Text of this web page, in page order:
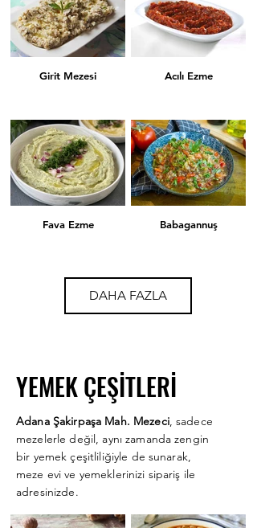
Köpoğlu Tahin Tarator
Karışık Kızartma Şakşuka
Kısır Çiğköfte
Girit Mezesi Acılı Ezme
Fava Ezme Babagannuş
Rum Mezesi
DAHA FAZLA
YEMEK ÇEŞİTLERİ
Adana Şakirpaşa Mah. Mezeci, sadece
mezelerle değil, aynı zamanda zengin
bir yemek çeşitliliğiyle de sunarak,
meze evi ve yemeklerinizi sipariş ile
adresinizde.